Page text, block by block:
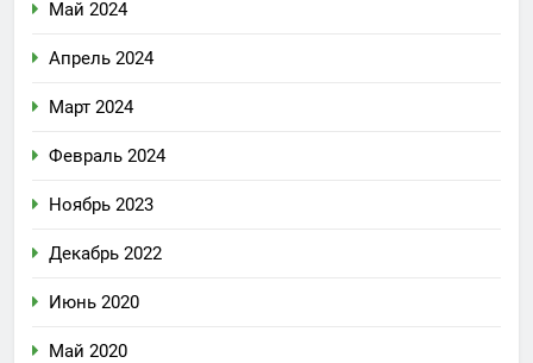
Май 2024
Апрель 2024
Март 2024
Февраль 2024
Ноябрь 2023
Декабрь 2022
Июнь 2020
Май 2020